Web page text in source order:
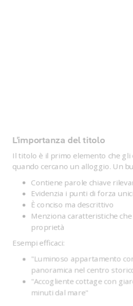
L'importanza del titolo
Il titolo è il primo elemento che
quando cercano un alloggio. Un
Contiene parole chiave
Evidenzia i punti di forza unici
È conciso ma descrittivo
Menziona caratteristiche
proprietà
Esempi efficaci:
"Luminoso appartamento
panoramica nel centro
"Accogliente cottage con
minuti dal mare"